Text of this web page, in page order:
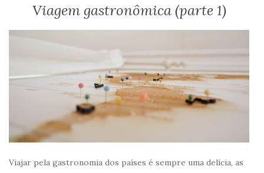
Viagem gastronômica (parte 1)
Viajar pela gastronomia dos países é sempre uma delícia, as